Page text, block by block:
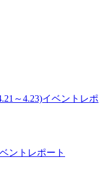
～4.23)イベントレポ
ントレポート